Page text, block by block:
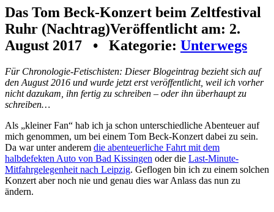
Das Tom Beck-Konzert beim Zeltfestival
Ruhr (Nachtrag)Veröffentlicht am: 2.
August 2017 • Kategorie: Unterwegs
Für Chronologie-Fetischisten: Dieser Blogeintrag bezieht sich auf
den August 2016 und wurde jetzt erst veröffentlicht, weil ich vorher
nicht dazukam, ihn fertig zu schreiben – oder ihn überhaupt zu
schreiben…
Als „kleiner Fan“ hab ich ja schon unterschiedliche Abenteuer auf
mich genommen, um bei einem Tom Beck-Konzert dabei zu sein.
Da war unter anderem die abenteuerliche Fahrt mit dem
halbdefekten Auto von Bad Kissingen oder die Last-Minute-
Mitfahrgelegenheit nach Leipzig. Geflogen bin ich zu einem solchen
Konzert aber noch nie und genau dies war Anlass das nun zu
ändern.